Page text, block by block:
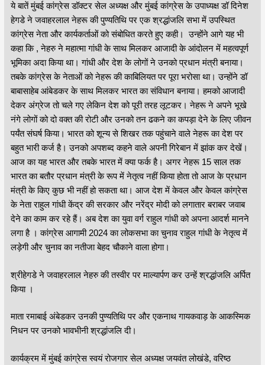
ये बातें मुंबई कांग्रेस डॉक्टर सेल अध्यक्ष और मुंबई कांग्रेस के उपाध्यक्ष डॉ दिनेश
हेगडे ने जवाहरलाल नेहरू की पुण्यतिथि पर एक श्रद्धांजलि सभा में उपस्थित
कांग्रेस नेता और कार्यकर्ताओं को संबोधित करते हुए कही। उन्होंने आगे यह भी
कहा कि , नेहरु ने महात्मा गांधी के साथ मिलकर आजादी के आंदोलन में महत्वपूर्ण
भूमिका अदा किया था। गांधी और देश के लोगों ने उनको प्रधान मंत्री बनाया।
तबके कांग्रेस के नेताओं को नेहरू की काबिलियत पर पूरा भरोसा था। उन्होंने डॉ
बाबासाहेब आंबेडकर के साथ मिलकर भारत का संविधान बनाया। हमको आजादी
देकर अंग्रेज तो चले गए लेकिन देश को पूरी तरह लूटकर। नेहरू ने अपने भूखे
नंगे लोगों को दो वक्त की रोटी और उनको तन ढकने का कपड़ा देने के लिए जीवन
पर्यंत संघर्ष किया। भारत को शून्य से शिखर तक पहुंचाने वाले नेहरू का देश पर
बहुत भारी कर्ज है। उनको अपशब्द कहने वाले अपनी गिरेबान में झांक कर देखें।
आज का यह भारत और तबके भारत में क्या फर्क है। अगर नेहरू 15 साल तक
भारत का बतौर प्रधान मंत्री के रूप में नेतृत्व नहीं किया होता तो आज के प्रधान
मंत्री के किए कुछ भी नहीं हो सकता था। आज देश में केवल और केवल कांग्रेस
के नेता राहुल गांधी केंद्र की सरकार और नरेंद्र मोदी को लगातार बराबर जवाब
देने का काम कर रहे हैं। अब देश का युवा वर्ग राहुल गांधी को अपना आदर्श मानने
लगा है । कांग्रेस आगामी 2024 का लोकसभा का चुनाव राहुल गांधी के नेतृत्व में
लड़ेगी और चुनाव का नतीजा बेहद चौकाने वाला होगा।
श्रीहेगडे ने जवाहरलाल नेहरु की तस्वीर पर माल्यार्पण कर उन्हें श्रद्धांजलि अर्पित
किया ।
माता रमाबाई अंबेडकर उनकी पुण्यतिथि पर और एकनाथ गायकवाड़ के आकस्मिक
निधन पर उनको भावभीनी श्रद्धांजलि दी।
कार्यक्रम में मुंबई कांग्रेस स्वयं रोजगार सेल अध्यक्ष जयवंत लोखंडे, वरिष्ठ